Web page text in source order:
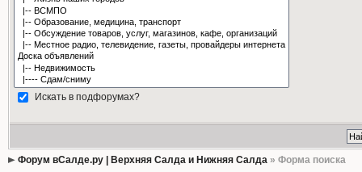
Искать в подфорумах?
Форум вСалде.ру | Верхняя Салда и Нижняя Салда» Форма поиска